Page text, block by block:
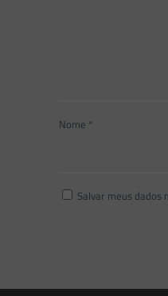
Nome *
Salvar meus dados